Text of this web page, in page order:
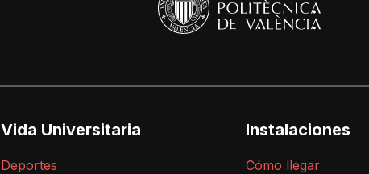
Vida Universitaria
Deportes
Instalaciones
Cómo llegar